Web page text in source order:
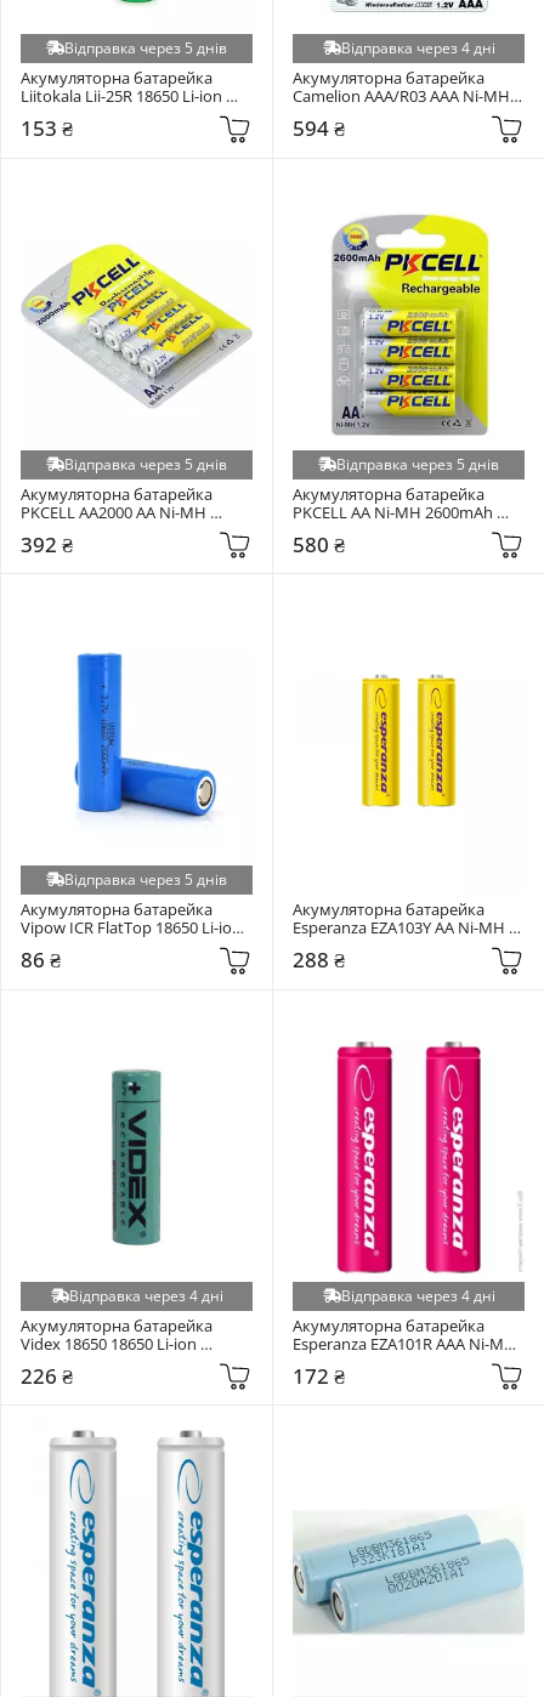
Відправка через 5 днів
Акумуляторна батарейка
Liitokala Lii-25R 18650 Li-ion
153 ₴
Відправка через 4 дні
Акумуляторна батарейка
Camelion AAA/R03 AAA Ni-MH
AAA1100BP2)
594 ₴
Відправка через 5 днів
Акумуляторна батарейка
PKCELL AA2000 AA Ni-MH
750mAh 4шт (PC/AA2000-4BR)
392 ₴
Відправка через 5 днів
Акумуляторна батарейка
PKCELL AA Ni-MH 2600mAh
580 ₴
Відправка через 5 днів
Акумуляторна батарейка
Vipow ICR FlatTop 18650 Li-ion
86 ₴
Акумуляторна батарейка
Esperanza EZA103Y AA Ni-MH
288 ₴
Відправка через 4 дні
Акумуляторна батарейка
Videx 18650 18650 Li-ion
226 ₴
Відправка через 4 дні
Акумуляторна батарейка
Esperanza EZA101R AAA Ni-MH
172 ₴